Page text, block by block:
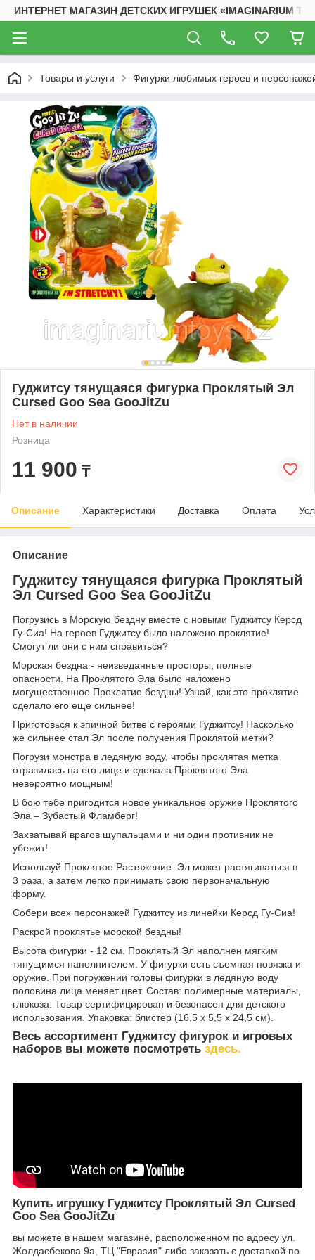
ИНТЕРНЕТ МАГАЗИН ДЕТСКИХ ИГРУШЕК «IMAGINARIUM
Товары и услуги Фигурки любимых героев и
Гуджитсу тянущаяся фигурка Проклятый Эл
Cursed Goo Sea GooJitZu
Нет в наличии
Розница
11 900 ₸
Описание Характеристики Доставка Оплата
Описание
Гуджитсу тянущаяся фигурка Проклятый
Эл Cursed Goo Sea GooJitZu
Погрузись в Морскую бездну вместе с новыми Гуджитсу Керсд
Гу-Сиа! На героев Гуджитсу было наложено проклятие!
Смогут ли они с ним справиться?
Морская бездна - неизведанные просторы, полные
опасности. На Проклятого Эла было наложено
могущественное Проклятие бездны! Узнай, как это проклятие
сделало его еще сильнее!
Приготовься к эпичной битве с героями Гуджитсу! Насколько
же сильнее стал Эл после получения Проклятой метки?
Погрузи монстра в ледяную воду, чтобы проклятая метка
отразилась на его лице и сделала Проклятого Эла
невероятно мощным!
В бою тебе пригодится новое уникальное оружие Проклятого
Эла – Зубастый Фламберг!
Захватывай врагов щупальцами и ни один противник не
убежит!
Используй Проклятое Растяжение: Эл может растягиваться в
3 раза, а затем легко принимать свою первоначальную
форму.
Собери всех персонажей Гуджитсу из линейки Керсд Гу-Сиа!
Раскрой проклятье морской бездны!
Высота фигурки - 12 см. Проклятый Эл наполнен мягким
тянущимся наполнителем. У фигурки есть съемная повязка и
оружие. При погружении головы фигурки в ледяную воду
половина лица меняет цвет. Состав: полимерные материалы,
глюкоза. Товар сертифицирован и безопасен для детского
использования. Упаковка: блистер (16,5 х 5,5 х 24,5 см).
Весь ассортимент Гуджитсу фигурок и игровых
наборов вы можете посмотреть здесь.
Купить игрушку Гуджитсу Проклятый Эл Cursed
Goo Sea GooJitZu
вы можете в нашем магазине, расположенном по адресу ул.
Жолдасбекова 9а, ТЦ "Евразия" либо заказать с доставкой по